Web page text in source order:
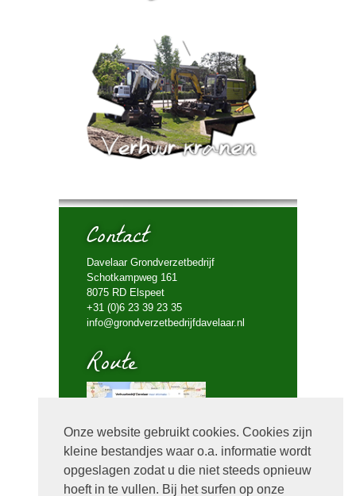
Onze website gebruikt cookies. Cookies zijn
kleine bestandjes waar o.a. informatie wordt
opgeslagen zodat u die niet steeds opnieuw
hoeft in te vullen. Bij het surfen op onze
Contact
Davelaar Grondverzetbedrijf
Schotkampweg 161
8075 RD Elspeet
+31 (0)6 23 39 23 35
info@grondverzetbedrijfdavelaar.nl
Route
Bel mij terug